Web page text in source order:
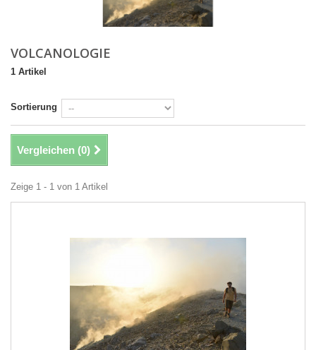
VOLCANOLOGIE
1 Artikel
Sortierung
Vergleichen (0)
Zeige 1 - 1 von 1 Artikel